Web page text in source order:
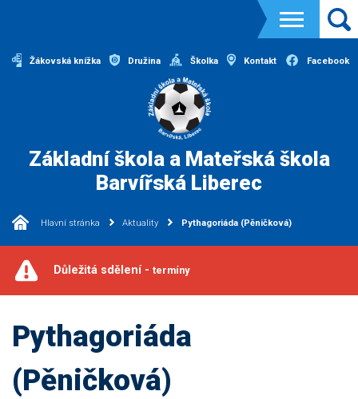
Žákovská knížka Družina Školka Kontakt Facebook
Základní škola a Mateřská škola
Barvířská Liberec
Hlavní stránka Aktuality Pythagoriáda (Pěničková)
Důležitá sdělení - termíny
Pythagoriáda
(Pěničková)